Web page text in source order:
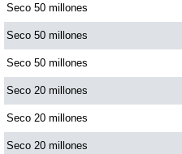
Fantástica Noche
Motilon Tarde
Motilon Noche
Seco 50 millones
Seco 50 millones
Seco 50 millones
Seco 20 millones
Seco 20 millones
Seco 20 millones